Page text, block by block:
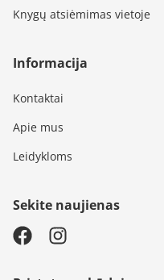
Knygų atsiėmimas vietoje
Informacija
Kontaktai
Apie mus
Leidykloms
Sekite naujienas